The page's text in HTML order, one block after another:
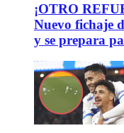
¡OTRO
Nuevo fichaje
y se prepara